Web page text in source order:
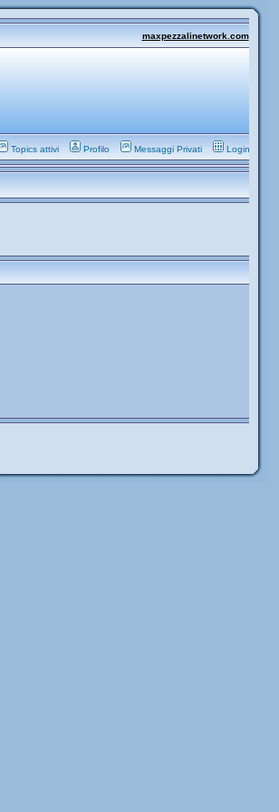
maxpezzalinetwork.com
Topics attivi Profilo Messaggi Privati Login